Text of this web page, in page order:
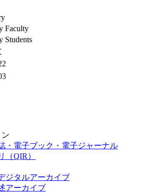
Faculty
Students
・電子ブック・電子ジャーナル
（QIR）
ジタルアーカイブ
アーカイブ